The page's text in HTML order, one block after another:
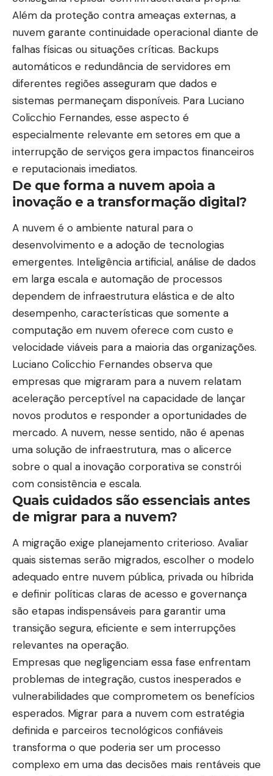
Além da proteção contra ameaças externas, a
nuvem garante continuidade operacional diante de
falhas físicas ou situações críticas. Backups
automáticos e redundância de servidores em
diferentes regiões asseguram que dados e
sistemas permaneçam disponíveis. Para Luciano
Colicchio Fernandes, esse aspecto é
especialmente relevante em setores em que a
interrupção de serviços gera impactos financeiros
e reputacionais imediatos.
De que forma a nuvem apoia a
inovação e a transformação digital?
A nuvem é o ambiente natural para o
desenvolvimento e a adoção de tecnologias
emergentes. Inteligência artificial, análise de dados
em larga escala e automação de processos
dependem de infraestrutura elástica e de alto
desempenho, características que somente a
computação em nuvem oferece com custo e
velocidade viáveis para a maioria das organizações.
Luciano Colicchio Fernandes observa que
empresas que migraram para a nuvem relatam
aceleração perceptível na capacidade de lançar
novos produtos e responder a oportunidades de
mercado. A nuvem, nesse sentido, não é apenas
uma solução de infraestrutura, mas o alicerce
sobre o qual a inovação corporativa se constrói
com consistência e escala.
Quais cuidados são essenciais antes
de migrar para a nuvem?
A migração exige planejamento criterioso. Avaliar
quais sistemas serão migrados, escolher o modelo
adequado entre nuvem pública, privada ou híbrida
e definir políticas claras de acesso e governança
são etapas indispensáveis para garantir uma
transição segura, eficiente e sem interrupções
relevantes na operação.
Empresas que negligenciam essa fase enfrentam
problemas de integração, custos inesperados e
vulnerabilidades que comprometem os benefícios
esperados. Migrar para a nuvem com estratégia
definida e parceiros tecnológicos confiáveis
transforma o que poderia ser um processo
complexo em uma das decisões mais rentáveis que